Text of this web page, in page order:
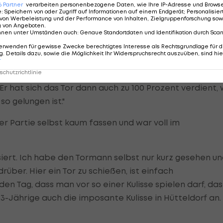
Heber zum viel umjubelten Ausgleich.
das war der Plan, Stefano sollte zeigen, dass er
hat sich das Tor dann auch zu 100 Prozent verdient,
gelungen ist."
Partie selbst kaum fassen und war voll im
Ich habe den Tormann selbst nur kurz gesehen
Hier ein Tor zu schießen, ist einfach
Tag, dass man vor so einer Kulisse spielen darf, das
Jährige auch die imposante Kulisse in Hütteldorf an.
Partner verarbeiten personenbezogene Daten, wie Ihre IP-Adresse und
: Speichern von oder Zugriff auf Informationen auf einem Endgerät;
Werbeleistung und der Performance von Inhalten, Zielgruppenforschung
von Angeboten
unter Umständen auch: Genaue Standortdaten und Identifikation durch
für gewisse Zwecke berechtigtes Interesse als Rechtsgrundlage für
Details dazu, sowie die Möglichkeit Ihr Widerspruchsrecht auszuüben, sind